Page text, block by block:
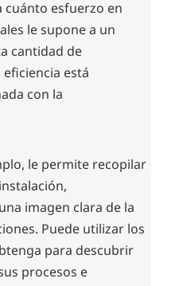
cuánto esfuerzo en
le supone a un
cantidad de
está
con la
le permite recopilar
imagen clara de la
Puede utilizar los
para descubrir
procesos e